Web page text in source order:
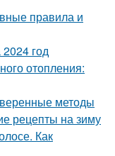
правила и
год
отопления:
методы
рецепты на зиму
Как